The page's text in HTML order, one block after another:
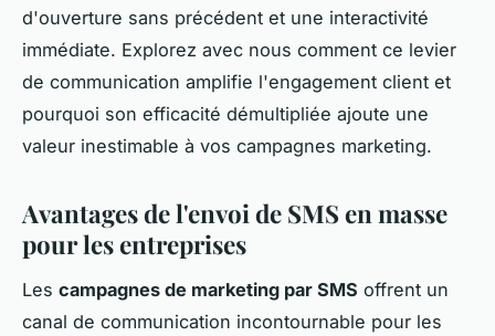
d'ouverture sans précédent et une interactivité
immédiate. Explorez avec nous comment ce levier
de communication amplifie l'engagement client et
pourquoi son efficacité démultipliée ajoute une
valeur inestimable à vos campagnes marketing.
Avantages de l'envoi de SMS en masse
pour les entreprises
Les campagnes de marketing par SMS offrent un
canal de communication incontournable pour les